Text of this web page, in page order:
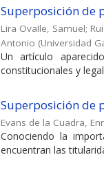
Superposición de
Lira OvaIle, Samuel;
Antonio (Universidad
Un artículo
constitucionales y
Superposición de
Evans de la Cuadra,
Conociendo la
encuentran las